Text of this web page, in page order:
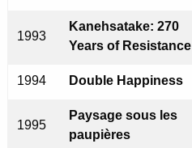
1993
Kanehsatake: 270
Years of Resistance
1994 Double Happiness
1995
Paysage sous les
paupières